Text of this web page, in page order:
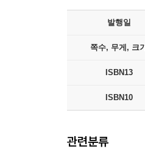
발행일
쪽수, 무게, 크기
ISBN13
ISBN10
관련분류